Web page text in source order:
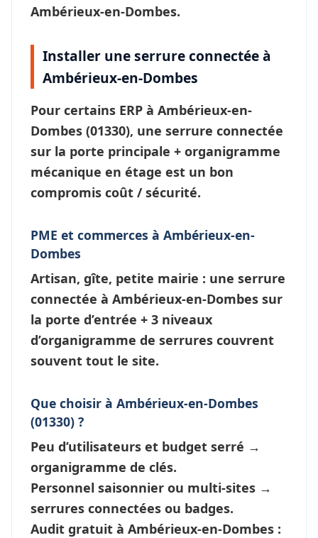
Ambérieux-en-Dombes.
Installer une serrure connectée à
Ambérieux-en-Dombes
Pour certains ERP à Ambérieux-en-
Dombes (01330), une serrure connectée
sur la porte principale + organigramme
mécanique en étage est un bon
compromis coût / sécurité.
PME et commerces à Ambérieux-en-
Dombes
Artisan, gîte, petite mairie : une serrure
connectée à Ambérieux-en-Dombes sur
la porte d’entrée + 3 niveaux
d’organigramme de serrures couvrent
souvent tout le site.
Que choisir à Ambérieux-en-Dombes
(01330) ?
Peu d’utilisateurs et budget serré →
organigramme de clés.
Personnel saisonnier ou multi-sites →
serrures connectées ou badges.
Audit gratuit à Ambérieux-en-Dombes :